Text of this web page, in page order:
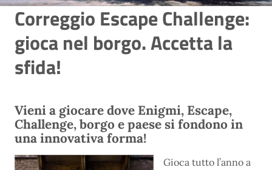
Correggio Escape Challenge:
gioca nel borgo. Accetta la
sfida!
Vieni a giocare dove Enigmi, Escape,
Challenge, borgo e paese si fondono in
una innovativa forma!
Gioca tutto l’anno a